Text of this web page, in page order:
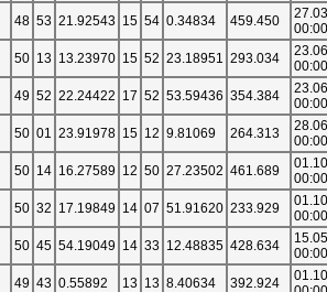
48 53 21.92543 15 54 0.34834 459.450
00:00
50 13 13.23970 15 52 23.18951 293.034
00:00
49 52 22.24422 17 52 53.59436 354.384
00:00
50 01 23.91978 15 12 9.81069 264.313
00:00
50 14 16.27589 12 50 27.23502 461.689
00:00
50 32 17.19849 14 07 51.91620 233.929
00:00
50 45 54.19049 14 33 12.48835 428.634
00:00
49 43 0.55892 13 13 8.40634 392.924